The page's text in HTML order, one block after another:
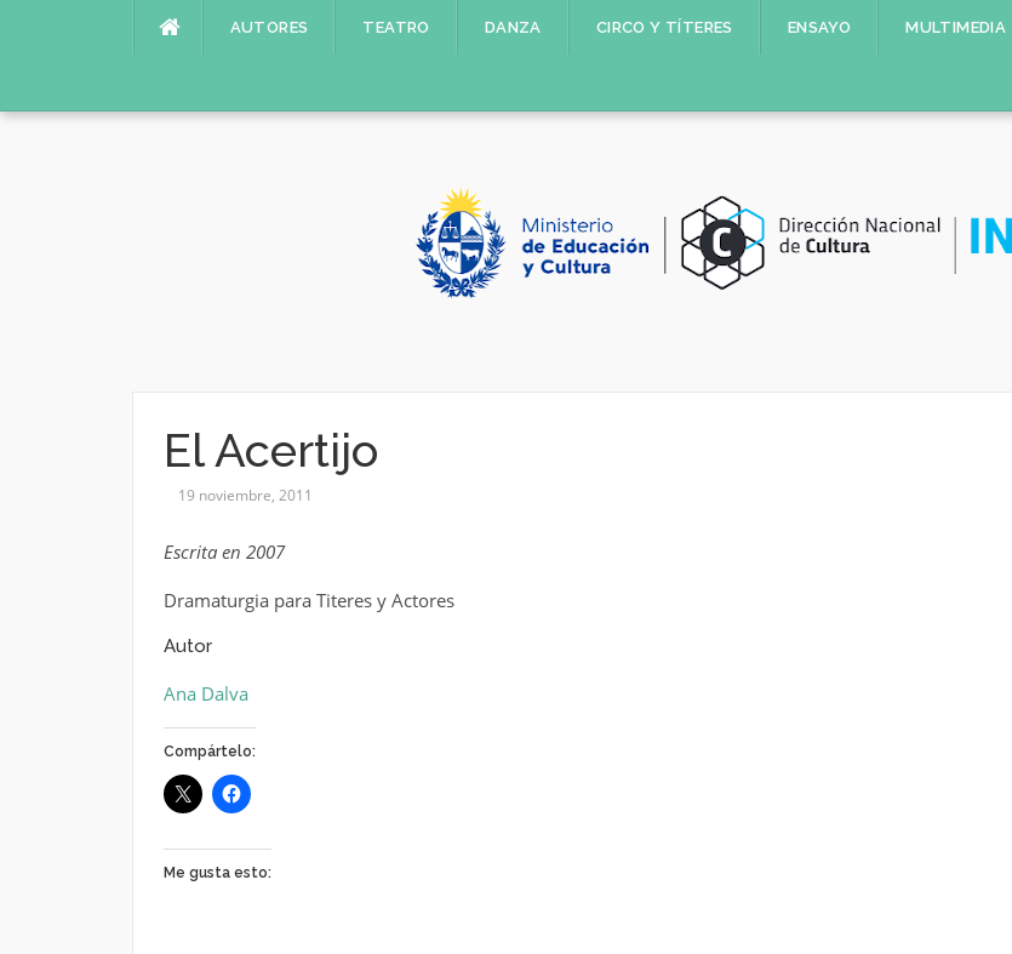
AUTORES TEATRO DANZA CIRCO Y TÍTERES ENSAYO MULTIMEDIA
El Acertijo
19 noviembre, 2011
Escrita en 2007
Dramaturgia para Titeres y Actores
Autor
Ana Dalva
Compártelo:
Me gusta esto: